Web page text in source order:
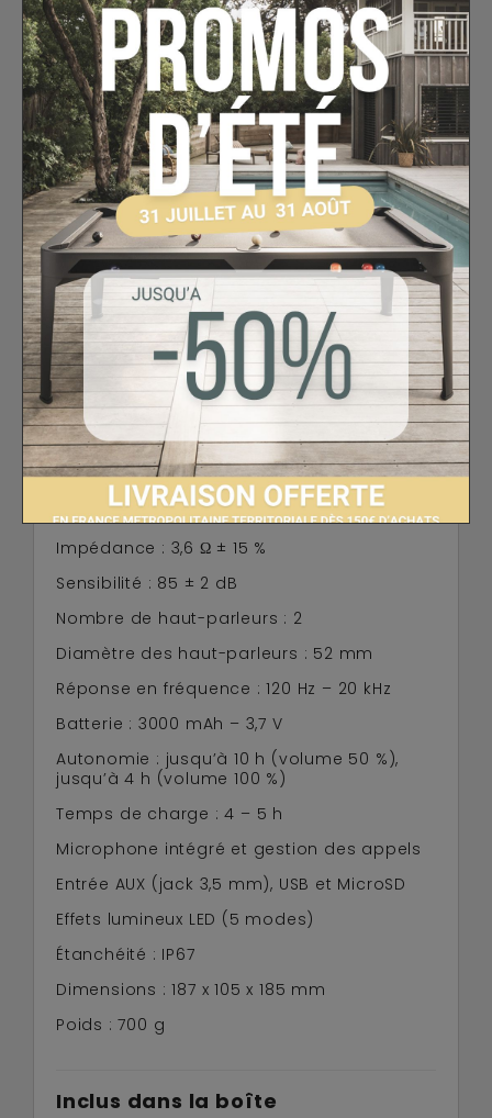
délivre une expérience sonore immersive,
avec des aigus précis et des graves
profonds.
Compacte et facile à transporter, laParma
dispose d’une autonomie allant jusqu’à10
heures, vous accompagnant dans toutes
vos aventures, du jardin à la plage, de la
randonnée à la fête improvisée.
Leseffets lumineux LEDsynchronisés
ajoutent une touche d’ambiance festive,
tandis que la connectivité complète via
Bluetooth 5.4, USB, MicroSD et AUXvous
permet de diffuser vos playlists depuis
n’importe quel appareil.
Grâce à son
micro intégré et sa gestion
des appels , la Parma facilite également les
communications en mode mains libres.
Caractéristiques techniques
Composition : ABS / Textile / Silicone / PCB
Bluetooth : 5.4
Puissance (RMS) : 16 W (8 W x 2)
Impédance : 3,6 Ω ± 15 %
Sensibilité : 85 ± 2 dB
Nombre de haut-parleurs : 2
Diamètre des haut-parleurs : 52 mm
Réponse en fréquence : 120 Hz – 20 kHz
Batterie : 3000 mAh – 3,7 V
Autonomie : jusqu’à 10 h (volume 50 %),
jusqu’à 4 h (volume 100 %)
Temps de charge : 4 – 5 h
Microphone intégré et gestion des appels
Entrée AUX (jack 3,5 mm), USB et MicroSD
Effets lumineux LED (5 modes)
Étanchéité : IP67
Dimensions : 187 x 105 x 185 mm
Poids : 700 g
Inclus dans la boîte